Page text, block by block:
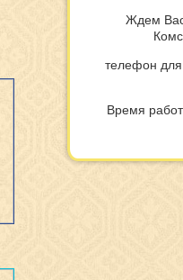
Ждем
телефон
Время